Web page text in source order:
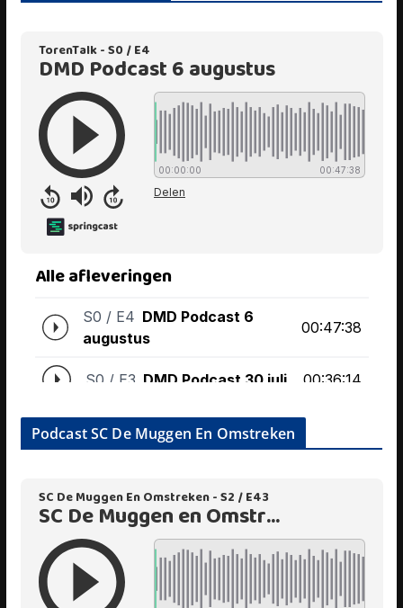
Podcast SC De Muggen En Omstreken